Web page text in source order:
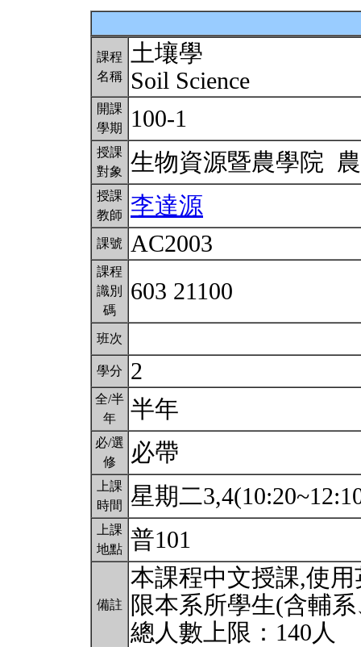
課程
名稱
土壤學
Soil Science
開課
學期
100-1
授課
對象
生物資源暨農學院
授課
教師
李達源
課號 AC2003
課程
識別
碼
603 21100
班次
學分 2
全/半
年
半年
必/選
修
必帶
上課
時間
星期二
上課
地點 普101
備註
本課程中文授課,使
限本系所學生(含輔
總人數上限：140人